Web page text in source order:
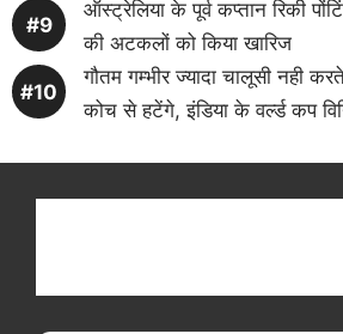
ऑस्ट्रेलिया के पूर्व कप्तान रिकी
की अटकलों को किया खारिज
गौतम गम्भीर ज्यादा चालूसी नही
कोच से हटेंगे, इंडिया के वर्ल्ड कप